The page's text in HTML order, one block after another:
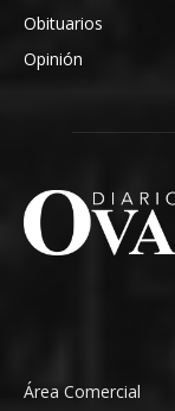
Obituarios
Opinión
Área Comercial